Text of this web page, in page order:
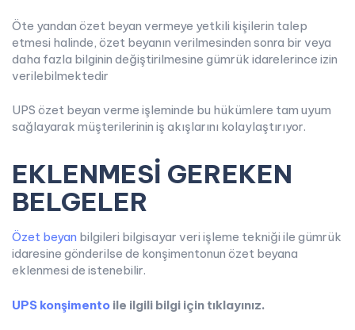
Öte yandan özet beyan vermeye yetkili kişilerin talep
etmesi halinde, özet beyanın verilmesinden sonra bir veya
daha fazla bilginin değiştirilmesine gümrük idarelerince izin
verilebilmektedir
UPS özet beyan verme işleminde bu hükümlere tam uyum
sağlayarak müşterilerinin iş akışlarını kolaylaştırıyor.
EKLENMESİ GEREKEN
BELGELER
Özet beyan bilgileri bilgisayar veri işleme tekniği ile gümrük
idaresine gönderilse de konşimentonun özet beyana
eklenmesi de istenebilir.
UPS konşimento ile ilgili bilgi için tıklayınız.